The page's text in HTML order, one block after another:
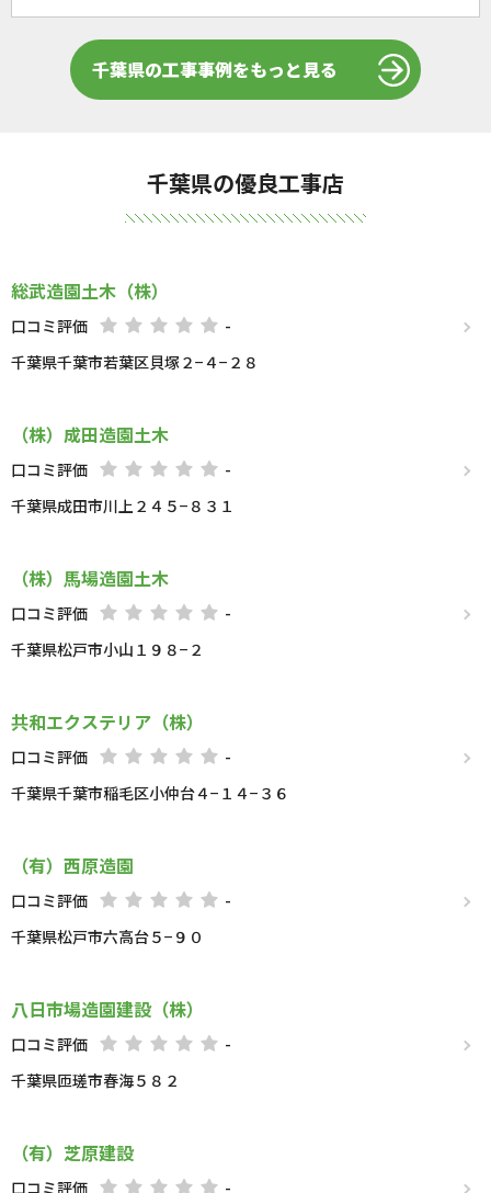
千葉県の工事事例をもっと見る
千葉県の優良工事店
総武造園土木（株）
口コミ評価
-
千葉県千葉市若葉区貝塚２−４−２８
（株）成田造園土木
口コミ評価
-
千葉県成田市川上２４５−８３１
（株）馬場造園土木
口コミ評価
-
千葉県松戸市小山１９８−２
共和エクステリア（株）
口コミ評価
-
千葉県千葉市稲毛区小仲台４−１４−３６
（有）西原造園
口コミ評価
-
千葉県松戸市六高台５−９０
八日市場造園建設（株）
口コミ評価
-
千葉県匝瑳市春海５８２
（有）芝原建設
口コミ評価
-